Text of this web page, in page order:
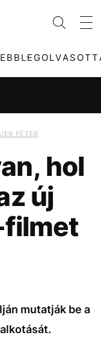
FESZTIVÁL
PÉTER
hol
új
filmet
mutatják be a